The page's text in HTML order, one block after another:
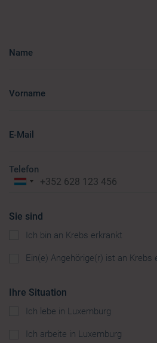
Name
Vorname
E-Mail
Telefon
Sie sind
Ich bin an Krebs erkrankt
Ein(e) Angehörige(r) ist an Krebs
Ihre Situation
Ich lebe in Luxemburg
Ich arbeite in Luxemburg